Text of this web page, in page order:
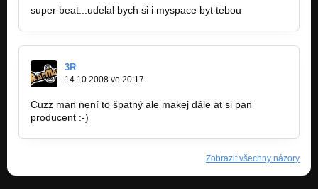
super beat...udelal bych si i myspace byt tebou
3R
14.10.2008 ve 20:17
Cuzz man není to špatný ale makej dále at si pan
producent :-)
Zobrazit všechny názory